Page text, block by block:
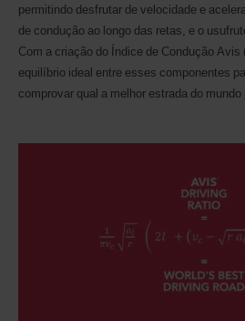
permitindo desfrutar de velocidade e
de condução ao longo das retas, e o
Com a criação do Índice de Condução
equilíbrio ideal entre esses componentes
comprovar qual a melhor estrada do mundo